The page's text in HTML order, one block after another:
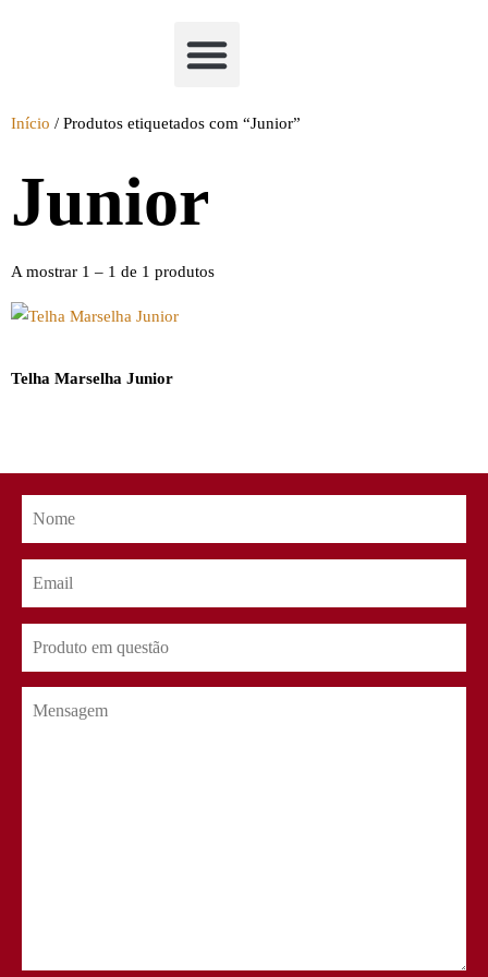
Início / Produtos etiquetados com “Junior”
Junior
A mostrar 1 – 1 de 1 produtos
Telha Marselha Junior